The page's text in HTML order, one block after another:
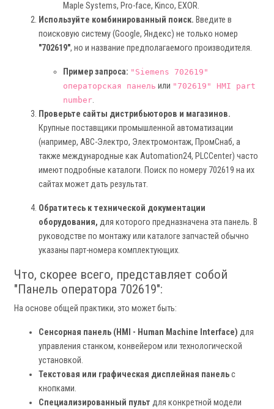
Maple Systems, Pro-face, Kinco, EXOR.
Используйте комбинированный поиск. Введите в
поисковую систему (Google, Яндекс) не только номер
"702619", но и название предполагаемого производителя.
Пример запроса: "Siemens 702619"
операторская панель или "702619" HMI part
number.
Проверьте сайты дистрибьюторов и магазинов.
Крупные поставщики промышленной автоматизации
(например, АВС-Электро, Электромонтаж, ПромСнаб, а
также международные как Automation24, PLCCenter) часто
имеют подробные каталоги. Поиск по номеру 702619 на их
сайтах может дать результат.
Обратитесь к технической документации
оборудования, для которого предназначена эта панель. В
руководстве по монтажу или каталоге запчастей обычно
указаны парт-номера комплектующих.
Что, скорее всего, представляет собой
"Панель оператора 702619":
На основе общей практики, это может быть:
Сенсорная панель (HMI - Human Machine Interface) для
управления станком, конвейером или технологической
установкой.
Текстовая или графическая дисплейная панельс
кнопками.
Специализированный пульт для конкретной модели